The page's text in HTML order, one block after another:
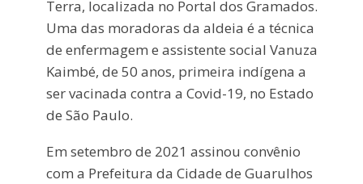
Terra, localizada no Portal dos Gramados.
Uma das moradoras da aldeia é a técnica
de enfermagem e assistente social Vanuza
Kaimbé, de 50 anos, primeira indígena a
ser vacinada contra a Covid-19, no Estado
de São Paulo.
Em setembro de 2021 assinou convênio
com a Prefeitura da Cidade de Guarulhos